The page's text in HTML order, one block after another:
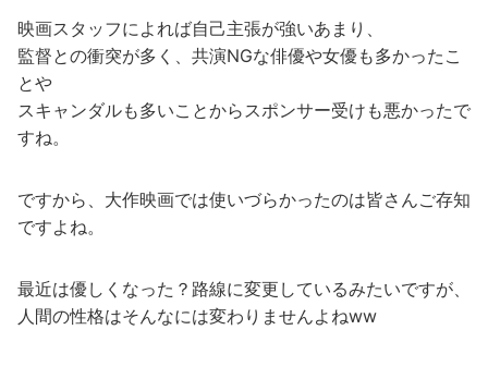
映画スタッフによれば自己主張が強いあまり、
監督との衝突が多く、共演NGな俳優や女優も多かったこ
とや
スキャンダルも多いことからスポンサー受けも悪かったで
すね。
ですから、大作映画では使いづらかったのは皆さんご存知
ですよね。
最近は優しくなった？路線に変更しているみたいですが、
人間の性格はそんなには変わりませんよねww